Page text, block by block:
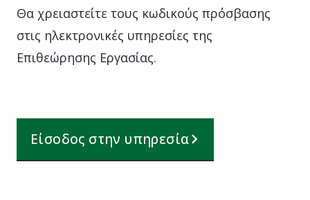
Θα χρειαστείτε τους κωδικούς πρόσβασης
στις ηλεκτρονικές υπηρεσίες της
Επιθεώρησης Εργασίας.
Είσοδος στην υπηρεσία